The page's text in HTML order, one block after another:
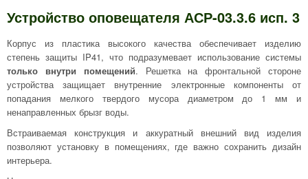
Устройство оповещателя АСР-03.3.6 исп. 3
Корпус из пластика высокого качества обеспечивает изделию
степень защиты IP41, что подразумевает использование системы
только внутри помещений. Решетка на фронтальной стороне
устройства защищает внутренние электронные компоненты от
попадания мелкого твердого мусора диаметром до 1 мм и
ненаправленных брызг воды.
Встраиваемая конструкция и аккуратный внешний вид изделия
позволяют установку в помещениях, где важно сохранить дизайн
интерьера.